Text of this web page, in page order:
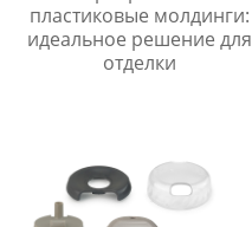
пластиковые молдинги:
идеальное решение для
отделки